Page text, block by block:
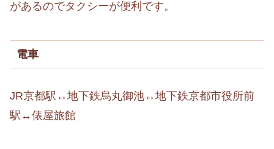
があるのでタクシーが便利です。
電車
JR京都駅↔地下鉄烏丸御池↔地下鉄京都市役所前
駅↔俵屋旅館